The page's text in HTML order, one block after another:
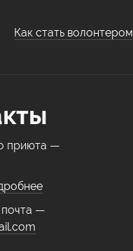
Как стать волонтером
приюта —
—